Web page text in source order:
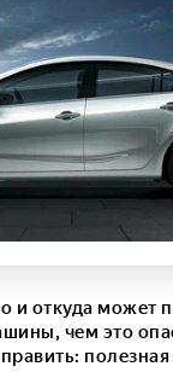
и откуда может
чем это